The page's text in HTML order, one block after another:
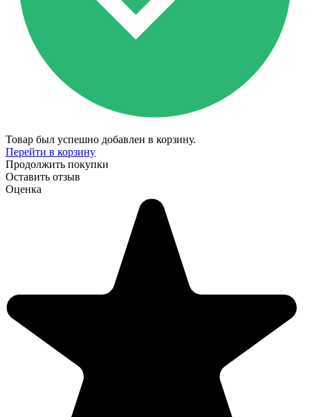
Товар был успешно добавлен в корзину.
Перейти в корзину
Продолжить покупки
Оставить отзыв
Оценка